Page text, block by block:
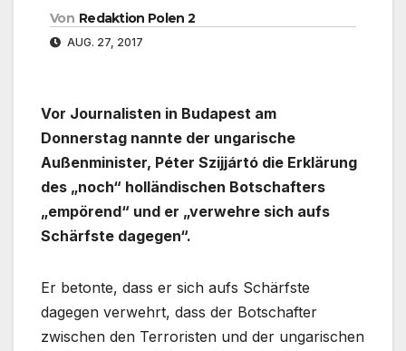
Von Redaktion Polen 2
AUG. 27, 2017
Vor Journalisten in Budapest am
Donnerstag nannte der ungarische
Außenminister, Péter Szijjártó die Erklärung
des „noch“ holländischen Botschafters
„empörend“ und er „verwehre sich aufs
Schärfste dagegen“.
Er betonte, dass er sich aufs Schärfste
dagegen verwehrt, dass der Botschafter
zwischen den Terroristen und der ungarischen